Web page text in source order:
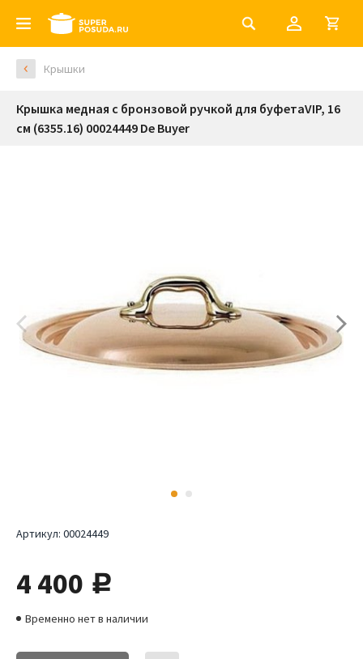
Крышки
Крышка медная с бронзовой ручкой для буфетаVIP, 16
см (6355.16) 00024449 De Buyer
Артикул: 00024449
4 400 руб.
Временно нет в наличии